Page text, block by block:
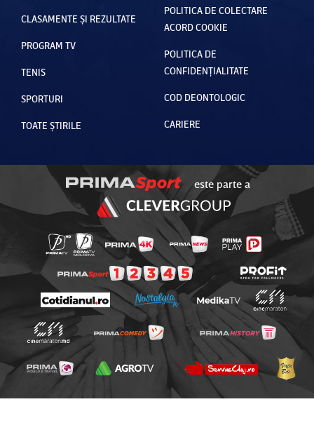
CLASAMENTE ȘI REZULTATE
PROGRAM TV
TENIS
SPORTURI
TOATE ȘTIRILE
POLITICA DE COLECTARE
ACORD COOKIE
POLITICA DE
CONFIDENȚIALITATE
COD DEONTOLOGIC
CARIERE
este parte a